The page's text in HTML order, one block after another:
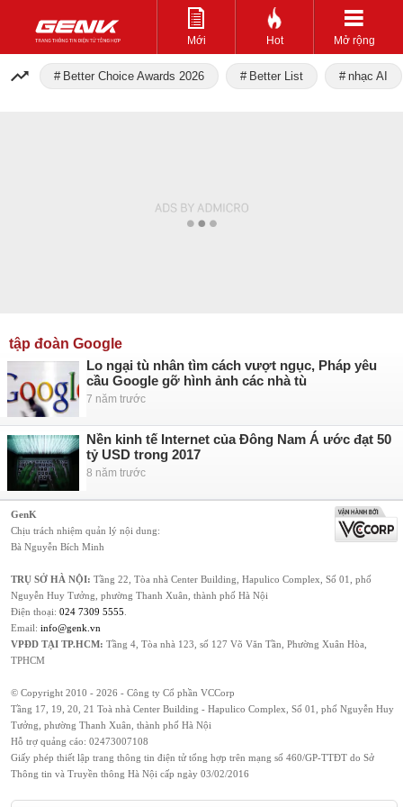
Mới Hot Mở rộng
Better Choice Awards 2026 Better List nhạc AI
tập đoàn Google
Lo ngại tù nhân tìm cách vượt ngục, Pháp yêu
cầu Google gỡ hình ảnh các nhà tù
7 năm trước
Nền kinh tế Internet của Đông Nam Á ước đạt 50
tỷ USD trong 2017
8 năm trước
GenK
Chịu trách nhiệm quản lý nội dung:
Bà Nguyễn Bích Minh
TRỤ SỞ HÀ NỘI: Tầng 22, Tòa nhà Center Building, Hapulico Complex, Số 01, phố
Nguyễn Huy Tưởng, phường Thanh Xuân, thành phố Hà Nội
Điện thoại: 024 7309 5555
Email: info@genk.vn
VPĐD TẠI TP.HCM: Tầng 4, Tòa nhà 123, số 127 Võ Văn Tần, Phường Xuân Hòa,
TPHCM
© Copyright 2010 - 2026 - Công ty Cổ phần VCCorp
Tầng 17, 19, 20, 21 Toà nhà Center Building - Hapulico Complex, Số 01, phố Nguyễn Huy
Tưởng, phường Thanh Xuân, thành phố Hà Nội
Hỗ trợ quảng cáo: 02473007108
Giấy phép thiết lập trang thông tin điện tử tổng hợp trên mạng số 460/GP-TTĐT do Sở
Thông tin và Truyền thông Hà Nội cấp ngày 03/02/2016